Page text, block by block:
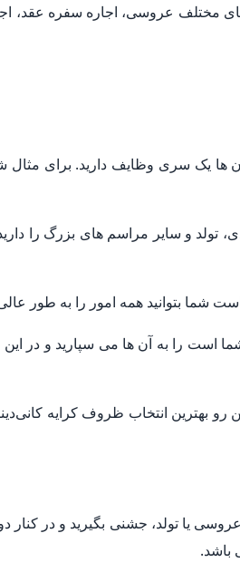
مختلف عروسی، اجاره سفره عقد،
یک سری وظایف دارید. برای مثال
تولد و سایر مراسم های بزرگ را
شما بتوانید همه امور را به طور
است را به آن ها می سپارید و در این
بهترین انتخاب ظروف کرایه
یا تولد، جشنی بگیرید و در کنار
باشد.